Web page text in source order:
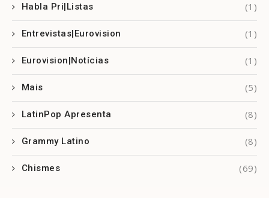
Habla Pri|Listas (1)
Entrevistas|Eurovision (1)
Eurovision|Notícias (1)
Mais (5)
LatinPop Apresenta (8)
Grammy Latino (8)
Chismes (69)